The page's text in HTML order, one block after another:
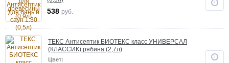
538 руб.
ТЕКС Антисептик БИОТЕКС класс УНИВЕРСАЛ
(КЛАССИК) рябина (2,7л)
Цвет: